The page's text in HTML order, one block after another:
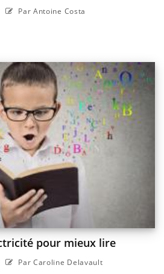
Par Antoine Costa
pour mieux lire
Par Caroline Delavault